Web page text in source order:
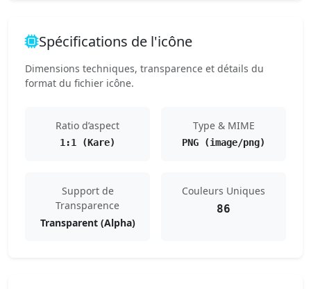
Spécifications de l'icône
Dimensions techniques, transparence et détails du
format du fichier icône.
Ratio d’aspect
1:1 (Kare)
Type & MIME
PNG (image/png)
Support de
Transparence
Transparent (Alpha)
Couleurs Uniques
86